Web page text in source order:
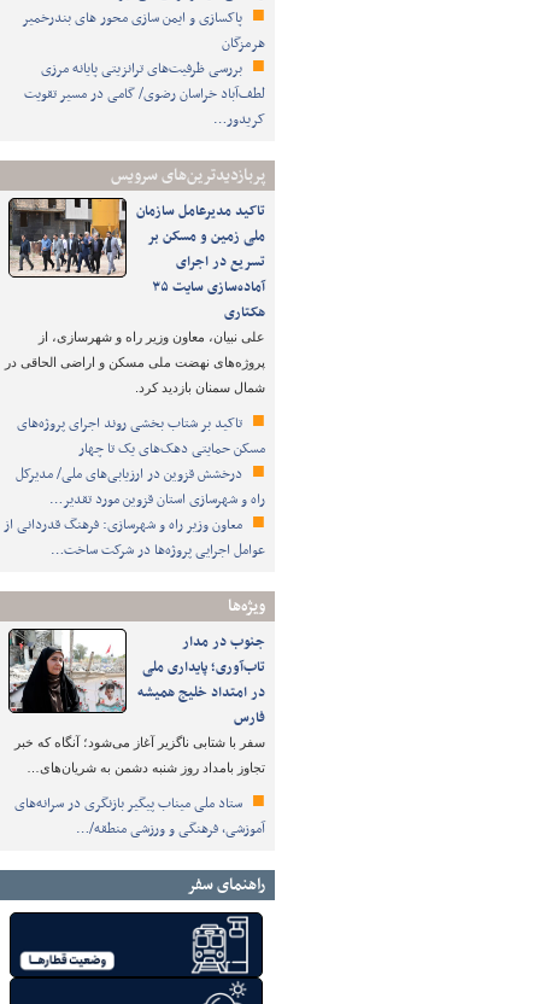
پاکسازی و ایمن سازی محور های بندرخمیر
هرمزگان
بررسی ظرفیت‌های ترانزیتی پایانه مرزی
لطف‌آباد خراسان رضوی/ گامی در مسیر تقویت
کریدور…
پربازدیدترین‌های سرویس
تاکید مدیرعامل سازمان
ملی زمین و مسکن بر
تسریع در اجرای
آماده‌سازی سایت ۳۵
هکتاری
علی نبیان، معاون وزیر راه و شهرسازی، از
پروژه‌های نهضت ملی مسکن و اراضی الحاقی در
شمال سمنان بازدید کرد.
تاکید بر شتاب ‌بخشی روند اجرای پروژه‌های
مسکن حمایتی دهک‌های یک تا چهار
درخشش قزوین در ارزیابی‌های ملی/ مدیرکل
راه و شهرسازی استان قزوین مورد تقدیر…
معاون وزیر راه و شهرسازی: فرهنگ قدردانی از
عوامل اجرایی پروژه‌ها در شرکت ساخت…
ویژه‌ها
جنوب در مدار
تاب‌آوری؛ پایداری ملی
در امتداد خلیج همیشه
فارس
سفر با شتابی ناگزیر آغاز می‌شود؛ آنگاه که خبر
تجاوز بامداد روز شنبه دشمن به شریان‌های…
ستاد ملی میناب پیگیر بازنگری در سرانه‌های
آموزشی، فرهنگی و ورزشی منطقه/…
راهنمای سفر